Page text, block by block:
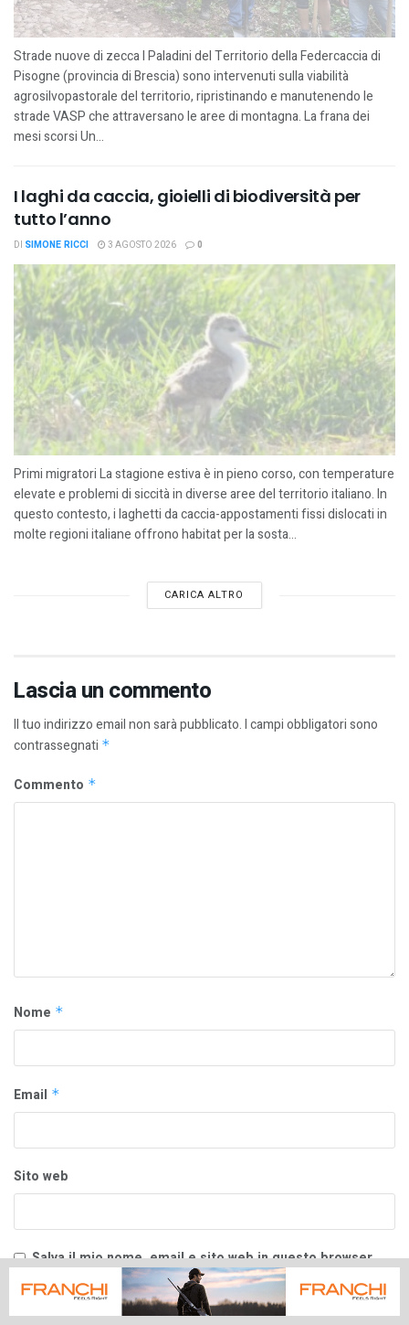
Strade nuove di zecca I Paladini del Territorio della Federcaccia di
Pisogne (provincia di Brescia) sono intervenuti sulla viabilità
agrosilvopastorale del territorio, ripristinando e manutenendo le
strade VASP che attraversano le aree di montagna. La frana dei
mesi scorsi Un...
I laghi da caccia, gioielli di biodiversità per
tutto l’anno
DI SIMONE RICCI 3 AGOSTO 2026 0
Primi migratori La stagione estiva è in pieno corso, con temperature
elevate e problemi di siccità in diverse aree del territorio italiano. In
questo contesto, i laghetti da caccia-appostamenti fissi dislocati in
molte regioni italiane offrono habitat per la sosta...
CARICA ALTRO
Lascia un commento
Il tuo indirizzo email non sarà pubblicato.I campi obbligatori sono
contrassegnati *
Commento *
Nome *
Email *
Sito web
Salva il mio nome, email e sito web in questo browser
per la prossima volta che commento.